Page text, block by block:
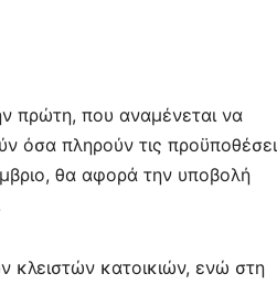
πρώτη, που αναμένεται να
όσα πληρούν τις
θα αφορά την υποβολή
κλειστών κατοικιών, ενώ στη